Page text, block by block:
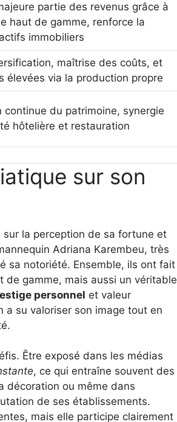
partie des revenus grâce à
haut de gamme, renforce la
immobiliers
maîtrise des coûts, et
élevées via la production propre
continue du patrimoine, synergie
hôtelière et restauration
sur son
sur la perception de sa fortune et
Adriana Karembeu, très
sa notoriété. Ensemble, ils ont fait
de gamme, mais aussi un véritable
personnel et valeur
a su valoriser son image tout en
Être exposé dans les médias
, ce qui entraîne souvent des
décoration ou même dans
de ses établissements.
mais elle participe clairement